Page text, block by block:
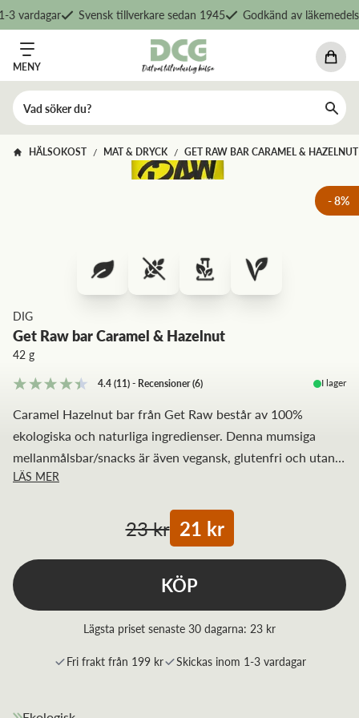
vardagar Svensk tillverkare sedan 1945 Godkänd av
MENY
HÄLSOKOST / MAT & DRYCK / GET RAW BAR CARAMEL & HAZELNUT
-8%
DIG
Get Raw bar Caramel & Hazelnut
42 g
4.4(11)- Recensioner(6) I lager
Caramel Hazelnut bar från Get Raw består av 100%
ekologiska och naturliga ingredienser. Denna mumsiga
mellanmålsbar/snacks är även vegansk, glutenfri och utan
raffinerat socker.
LÄS MER
23 kr 21 kr
KÖP
Lägsta priset senaste 30 dagarna: 23 kr
Fri frakt från 199 kr Skickas inom 1-3 vardagar